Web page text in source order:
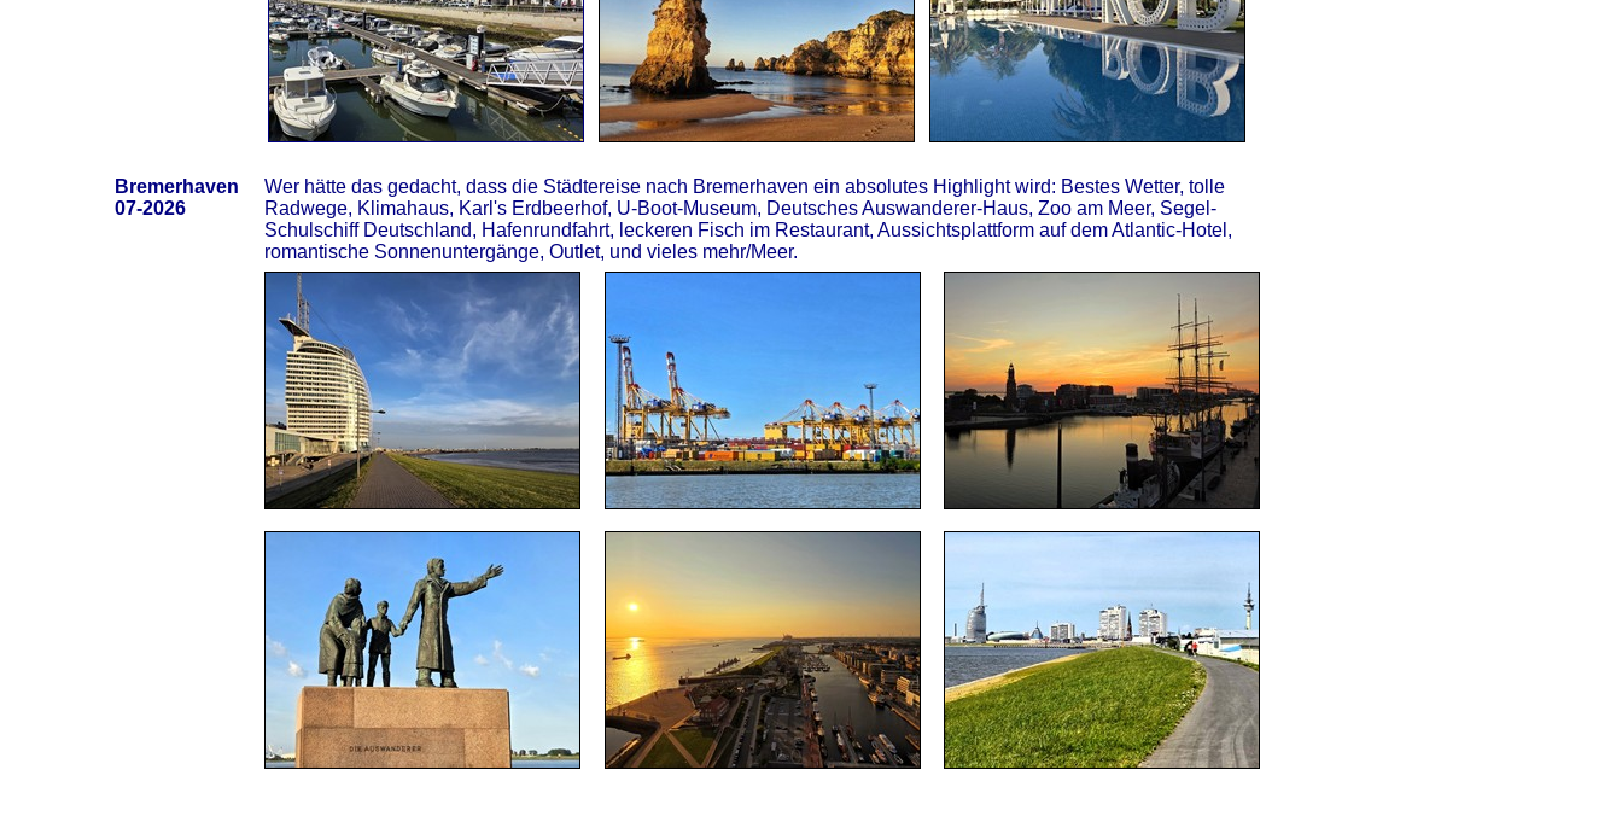
Bremerhaven
07-2026
Wer hätte das gedacht, dass die Städtereise nach Bremerhaven ein absolutes Highlight wird: Bestes Wetter, tolle
Radwege, Klimahaus, Karl's Erdbeerhof, U-Boot-Museum, Deutsches Auswanderer-Haus, Zoo am Meer, Segel-
Schulschiff Deutschland, Hafenrundfahrt, leckeren Fisch im Restaurant, Aussichtsplattform auf dem Atlantic-Hotel,
romantische Sonnenuntergänge, Outlet, und vieles mehr/Meer.